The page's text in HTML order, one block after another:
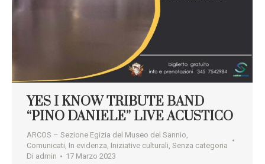
YES I KNOW TRIBUTE BAND
“PINO DANIELE” LIVE ACUSTICO
ARCOS – Sezione Egizia del Museo del Sannio,
Comunicati, In evidenza, Iniziative culturali, Senza categoria
Di admin 17 Marzo 2023